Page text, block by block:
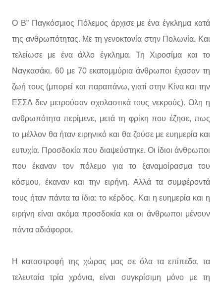
Ο Β” Παγκόσμιος Πόλεμος άρχισε με ένα έγκλημα κατά
της ανθρωπότητας. Με τη γενοκτονία στην Πολωνία. Και
τελείωσε με ένα άλλο έγκλημα. Τη Χιροσίμα και το
Ναγκασάκι. 60 με 70 εκατομμύρια άνθρωποι έχασαν τη
ζωή τους (μπορεί και παραπάνω, γιατί στην Κίνα και την
ΕΣΣΔ δεν μετρούσαν σχολαστικά τους νεκρούς). Ολη η
ανθρωπότητα περίμενε, μετά τη φρίκη που έζησε, πως
το μέλλον θα ήταν ειρηνικό και θα ζούσε με ευημερία και
ευτυχία. Προσδοκία που διαψεύστηκε. Οι ίδιοι άνθρωποι
που έκαναν τον πόλεμο για το ξαναμοίρασμα του
κόσμου, έκαναν και την ειρήνη. Αλλά τα συμφέροντά
τους ήταν πάντα τα ίδια: το κέρδος. Και η ευημερία και η
ειρήνη είναι ακόμα προσδοκία και οι άνθρωποι μένουν
πάντα αδιάφοροι.
Η καταστροφή της χώρας μας σε όλα τα επίπεδα, τα
τελευταία τρία χρόνια, είναι συγκρίσιμη μόνο με τη